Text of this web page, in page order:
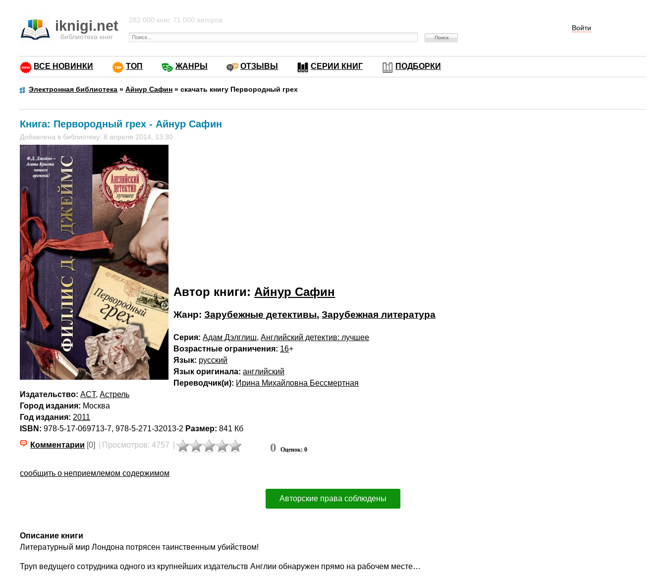
iknigi.net
библиотека книг
Войти
282 000 книг, 71 000 авторов
ВСЕ НОВИНКИ ТОП ЖАНРЫ ОТЗЫВЫ СЕРИИ КНИГ ПОДБОРКИ
Электронная библиотека »Айнур Сафин »скачать книгу Первородный грех
Книга: Первородный грех - Айнур Сафин
Добавлена в библиотеку: 8 апреля 2014, 13:30
Автор книги: Айнур Сафин
Жанр:Зарубежные детективы,Зарубежная литература
Серия: Адам Дэлглиш,Английский детектив: лучшее
Возрастные ограничения: 16+
Язык: русский
Язык оригинала: английский
Переводчик(и): Ирина Михайловна Бессмертная
Издательство: ACT,Астрель
Город издания: Москва
Год издания: 2011
ISBN: 978-5-17-069713-7, 978-5-271-32013-2 Размер: 841 Кб
Комментарии [0] Просмотров: 4757 0 Оценок: 0
сообщить о неприемлемом содержимом
Авторские права соблюдены
Описание книги
Литературный мир Лондона потрясен таинственным убийством!
Труп ведущего сотрудника одного из крупнейших издательств Англии обнаружен прямо на рабочем месте…